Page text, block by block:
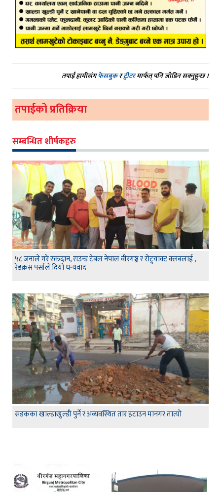
तपाईं हामीसंगफेसबुकरट्वीटरमार्फत् पनि जोडिन सक्नुहुन्छ ।
तपाईको प्रतिक्रिया
सम्बन्धित शीर्षकहरु
५८ जनाले गरे रक्तदान, राउन्ड टेबल नेपाल वीरगञ्ज र रोट्र्याक्ट क्लबलाई ,
रेडक्रस पर्साले दियो धन्यवाद
सडकका खाल्डाखुल्डी पुर्ने र अव्यवस्थित तार हटाउन मानगर तात्यो